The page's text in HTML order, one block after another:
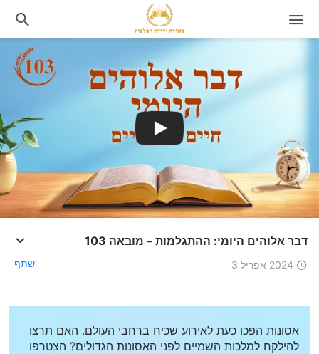
דבר אלוהים היומי: ההתגלמות – מובאה 103
2024 אפריל 3 שתף
אסונות הפכו כעת לאירוע שכיח ברחבי העולם. האם תרצו
להילקח למלכות השמיים לפני האסונות הגדולים? הצטרפו